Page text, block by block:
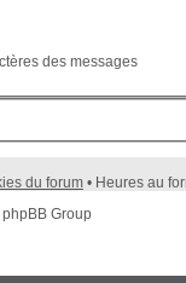
des messages
du forum• Heures au
Group